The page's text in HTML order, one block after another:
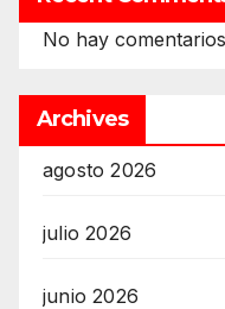
No hay
Archives
agosto 2026
julio 2026
junio 2026